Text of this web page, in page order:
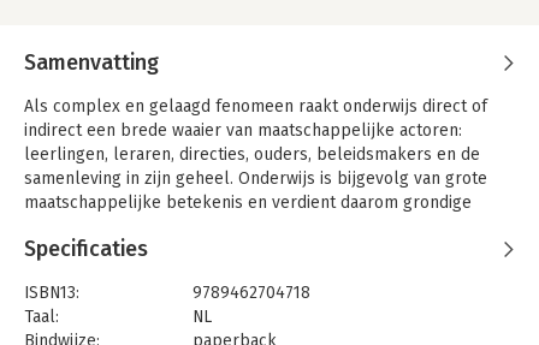
Samenvatting
Als complex en gelaagd fenomeen raakt onderwijs direct of
indirect een brede waaier van maatschappelijke actoren:
leerlingen, leraren, directies, ouders, beleidsmakers en de
samenleving in zijn geheel. Onderwijs is bijgevolg van grote
maatschappelijke betekenis en verdient daarom grondige
Deze uitgave doet recht aan de complexiteit van onderwijs en
verheldert zonder te simplificeren. Het biedt
wetenschappelijke denkkaders en standpunten op
verschillende onderwijsniveaus: het onderwijssysteem, de
Specificaties
ISBN13:
9789462704718
Taal:
NL
Bindwijze:
paperback